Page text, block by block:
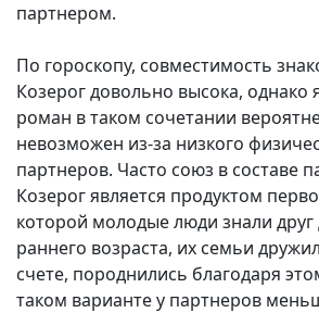
партнером.
По гороскопу, совместимость
Козерог довольно высока,
роман в таком сочетании
невозможен из-за низкого
партнеров. Часто союз в составе
Козерог является продуктом
которой молодые люди знали друг
раннего возраста, их семьи
счете, породнились благодаря
таком варианте у партнеров